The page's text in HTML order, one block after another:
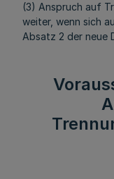
(3) Anspruch auf
weiter, wenn sich
Absatz 2 der neue